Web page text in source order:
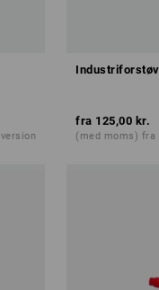
version
fra 125,00 kr.
(med moms) fra